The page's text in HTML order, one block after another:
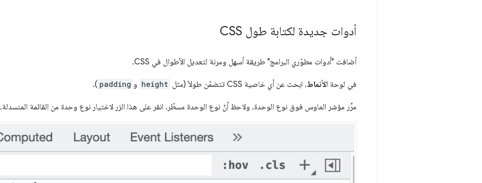
أدوات جديدة لكتابة طول CSS
أضافت "أدوات مطوّري البرامج" طريقة أسهل ومرنة لتعديل الأطوال في CSS.
في لوحة الأنماط، ابحث عن أي خاصية CSS تتضمّن طولاً (مثل height و padding
).
مرِّر مؤشر الماوس فوق نوع الوحدة، ولاحظ أنّ نوع الوحدة مسطّر. انقر على هذا الزر لاختيار نوع وحدة من القائمة المنسدلة.